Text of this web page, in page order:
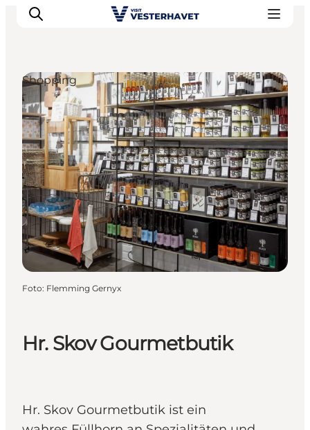
Events
Erlebnisse
Unsere Städte
Essen & Übernachtung
Tickets kaufen
Plane deine Reise
Hr. Skov Gourmetbutik
Hr. Skov Gourmetbutik ist ein
Shopping
Foto: Flemming Gernyx